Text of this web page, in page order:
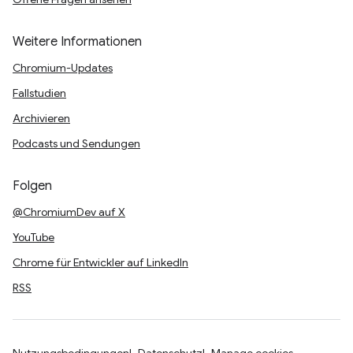
Weitere Informationen
Chromium-Updates
Fallstudien
Archivieren
Podcasts und Sendungen
Folgen
@ChromiumDev auf X
YouTube
Chrome für Entwickler auf LinkedIn
RSS